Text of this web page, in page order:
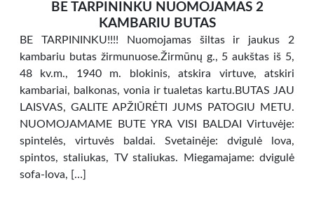
BE TARPININKU NUOMOJAMAS 2
KAMBARIU BUTAS
BE TARPININKU!!!! Nuomojamas šiltas ir jaukus 2
kambariu butas žirmunuose.Žirmūnų g., 5 aukštas iš 5,
48 kv.m., 1940 m. blokinis, atskira virtuve, atskiri
kambariai, balkonas, vonia ir tualetas kartu.BUTAS JAU
LAISVAS, GALITE APŽIŪRĖTI JUMS PATOGIU METU.
NUOMOJAMAME BUTE YRA VISI BALDAI Virtuvėje:
spintelės, virtuvės baldai. Svetainėje: dvigulė lova,
spintos, staliukas, TV staliukas. Miegamajame: dvigulė
sofa-lova, […]